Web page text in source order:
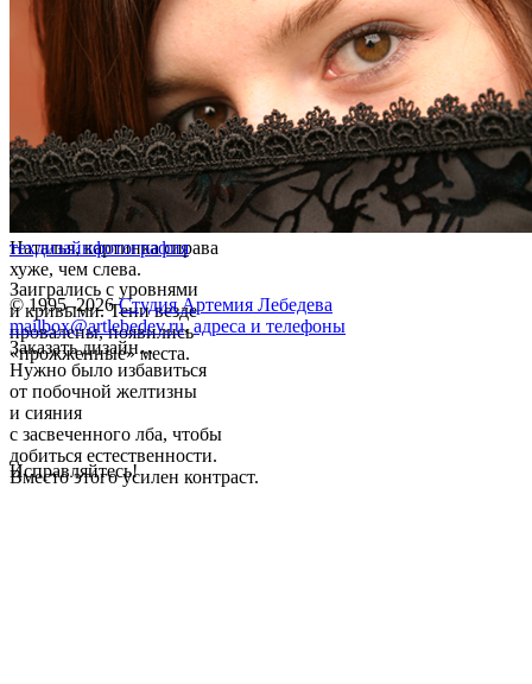
Наталья, картинка справа
хуже, чем слева.
Заигрались с уровнями
и кривыми. Тени везде
провалены, появились
«прожженные» места.
Нужно было избавиться
от побочной желтизны
и сияния
с засвеченного лба, чтобы
добиться естественности.
Вместо этого усилен контраст.
Исправляйтесь!
техдизайнфотография
© 1995–2026 Студия Артемия Лебедева
mailbox@artlebedev.ru, адреса и телефоны
Заказать дизайн...